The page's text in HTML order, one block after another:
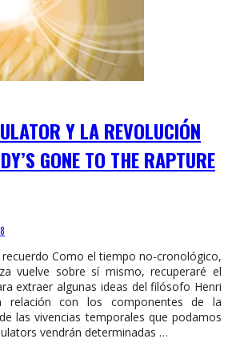
Y LA REVOLUCIÓN
GONE TO THE RAPTURE
recuerdo Como el tiempo no-cronológico,
vuelve sobre sí mismo, recuperaré el
extraer algunas ideas del filósofo Henri
relación con los componentes de la
las vivencias temporales que podamos
vendrán determinadas …